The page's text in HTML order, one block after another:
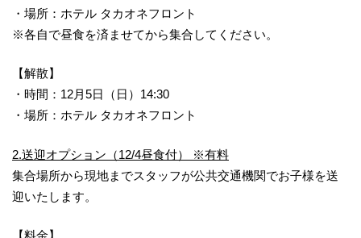
・場所：ホテル タカオネフロント
※各自で昼食を済ませてから集合してください。
【解散】
・時間：12月5日（日）14:30
・場所：ホテル タカオネフロント
2.送迎オプション（12/4昼食付） ※有料
集合場所から現地までスタッフが公共交通機関でお子様を送
迎いたします。